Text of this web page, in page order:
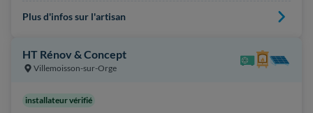
Plus d'infos sur l'artisan
HT Rénov & Concept
Villemoisson-sur-Orge
installateur vérifié